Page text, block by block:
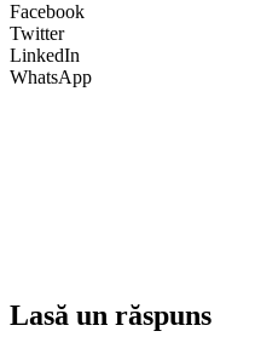
Facebook
Twitter
LinkedIn
WhatsApp
Lasă un răspuns